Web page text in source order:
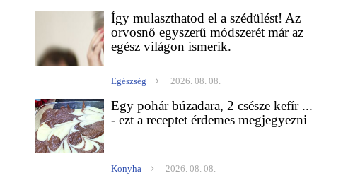
Így mulaszthatod el a szédülést! Az
orvosnő egyszerű módszerét már az
egész világon ismerik.
Egészség 2026. 08. 08.
Egy pohár búzadara, 2 csésze kefír ...
- ezt a receptet érdemes megjegyezni
Konyha 2026. 08. 08.